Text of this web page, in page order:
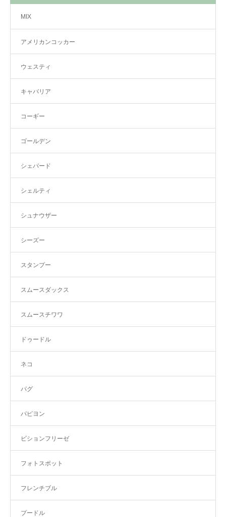
MIX
アメリカンコッカー
ウェスティ
キャバリア
コーギー
ゴールデン
シェパード
シェルティ
シュナウザー
シーズー
スタンプー
スムースダックス
スムースチワワ
ドゥードル
ネコ
パグ
パピヨン
ビションフリーゼ
フォトスポット
フレンチブル
プードル